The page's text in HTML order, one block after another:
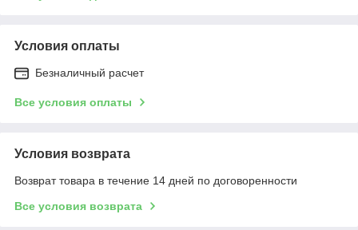
Условия оплаты
Безналичный расчет
Все условия оплаты
Условия возврата
Возврат товара в течение 14 дней по договоренности
Все условия возврата